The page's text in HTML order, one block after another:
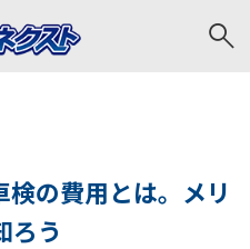
検の費用とは。メリ
ろう